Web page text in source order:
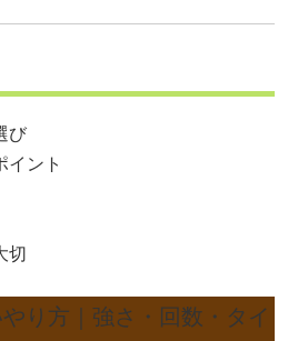
び
イント
切
り方｜強さ・回数・タイ